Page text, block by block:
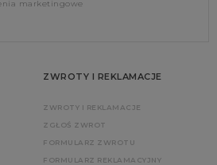
marketingowe
ZWROTY I REKLAMACJE
ZWROTY I REKLAMACJE
ZGŁOŚ ZWROT
FORMULARZ ZWROTU
FORMULARZ REKLAMACYJNY